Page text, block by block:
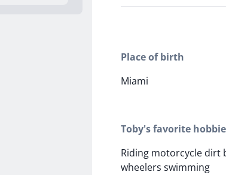
Place of birth
Miami
Toby's favorite
Riding motorcycle dirt
wheelers swimming